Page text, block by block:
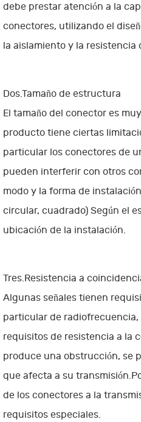
debe prestar atención a la
conectores, utilizando el
la aislamiento y la resistencia
Dos.Tamaño de estructura
El tamaño del conector es
producto tiene ciertas
particular los conectores de
pueden interferir con otros
modo y la forma de
circular, cuadrado) Según el
ubicación de la instalación.
Tres.Resistencia a
Algunas señales tienen
particular de
requisitos de resistencia a la
produce una obstrucción, se
que afecta a su
de los conectores a la
requisitos especiales.